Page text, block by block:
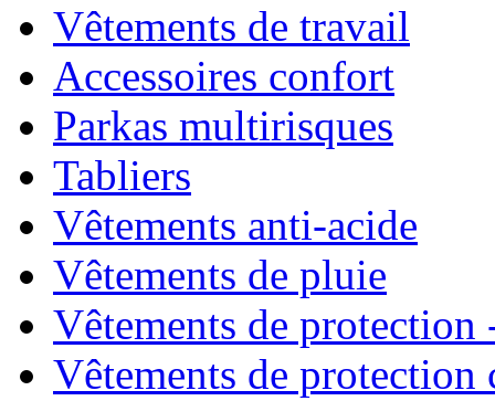
Vêtements de travail
Accessoires confort
Parkas multirisques
Tabliers
Vêtements anti-acide
Vêtements de pluie
Vêtements de protection
Vêtements de protection